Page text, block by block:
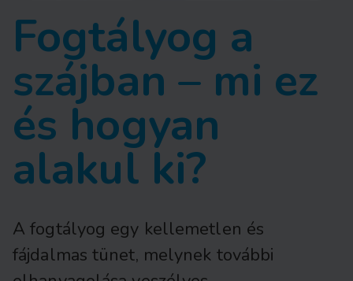
Fogtályog a
szájban – mi ez
és hogyan
alakul ki?
A fogtályog egy kellemetlen és
fájdalmas tünet, melynek további